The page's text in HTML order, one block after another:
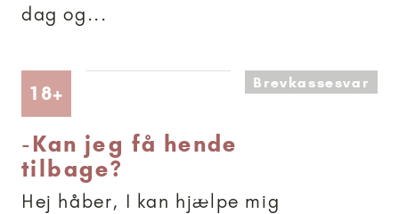
dag og...
18+ Artikler anbefalet til 18+Brevkassesvar
-Kan jeg få hende
tilbage?
Hej håber, I kan hjælpe mig